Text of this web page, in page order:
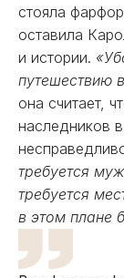
стояла
оставила
и истории.
путешествию
она считает,
наследников
требуется
требуется
в этом плане